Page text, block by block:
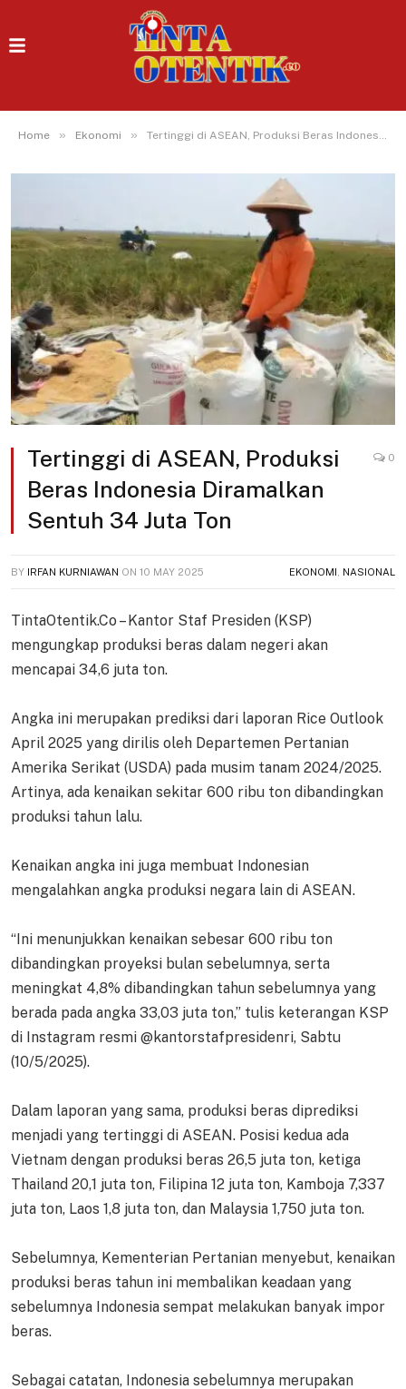
Home » Ekonomi » Tertinggi di ASEAN, Produksi Beras Indonesia Diramalkan Sentuh 34 Juta Ton
Tertinggi di ASEAN, Produksi
Beras Indonesia Diramalkan
Sentuh 34 Juta Ton
0
BY IRFAN KURNIAWAN ON 10 MAY 2025 EKONOMI NASIONAL
TintaOtentik.Co – Kantor Staf Presiden (KSP)
mengungkap produksi beras dalam negeri akan
mencapai 34,6 juta ton.
Angka ini merupakan prediksi dari laporan Rice Outlook
April 2025 yang dirilis oleh Departemen Pertanian
Amerika Serikat (USDA) pada musim tanam 2024/2025.
Artinya, ada kenaikan sekitar 600 ribu ton dibandingkan
produksi tahun lalu.
Kenaikan angka ini juga membuat Indonesian
mengalahkan angka produksi negara lain di ASEAN.
“Ini menunjukkan kenaikan sebesar 600 ribu ton
dibandingkan proyeksi bulan sebelumnya, serta
meningkat 4,8% dibandingkan tahun sebelumnya yang
berada pada angka 33,03 juta ton,” tulis keterangan KSP
di Instagram resmi @kantorstafpresidenri, Sabtu
(10/5/2025).
Dalam laporan yang sama, produksi beras diprediksi
menjadi yang tertinggi di ASEAN. Posisi kedua ada
Vietnam dengan produksi beras 26,5 juta ton, ketiga
Thailand 20,1 juta ton, Filipina 12 juta ton, Kamboja 7,337
juta ton, Laos 1,8 juta ton, dan Malaysia 1,750 juta ton.
Sebelumnya, Kementerian Pertanian menyebut, kenaikan
produksi beras tahun ini membalikan keadaan yang
sebelumnya Indonesia sempat melakukan banyak impor
beras.
Sebagai catatan, Indonesia sebelumnya merupakan